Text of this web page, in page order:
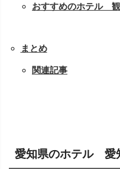
おすすめのホテル 観
まとめ
関連記事
愛知県のホテル 愛